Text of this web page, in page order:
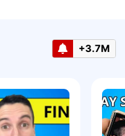
+3.7M